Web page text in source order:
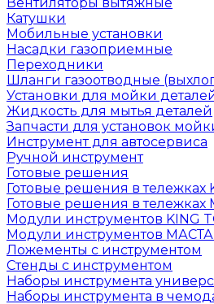
Катушки
Мобильные установки
Насадки газоприемные
Переходники
Шланги газоотводные
Установки для мойки
Жидкость для мытья деталей
Запчасти для установок
Инструмент для автосервиса
Ручной инструмент
Готовые решения
Готовые решения в тележках
Готовые решения в
Модули инструментов KING
Модули инструментов
Ложементы с инструментом
Стенды с инструментом
Наборы инструмента
Наборы инструмента в